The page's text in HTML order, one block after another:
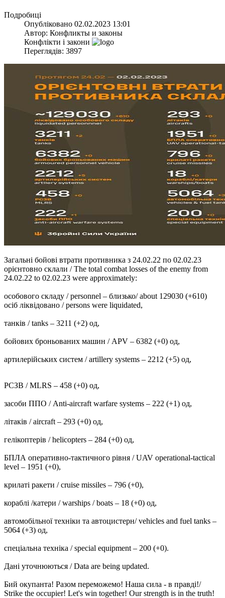
Подробиці
Опубліковано 02.02.2023 13:01
Автор: Конфликты и законы
Конфлікти і закони
Переглядів: 3897
Загальні бойові втрати противника з 24.02.22 по 02.02.23
орієнтовно склали / The total combat losses of the enemy from
24.02.22 to 02.02.23 were approximately:
особового складу / personnel ‒ близько/ about 129030 (+610)
осіб ліквідовано / persons were liquidated,
танків / tanks ‒ 3211 (+2) од,
бойових броньованих машин / APV ‒ 6382 (+0) од,
артилерійських систем / artillery systems – 2212 (+5) од,
РСЗВ / MLRS – 458 (+0) од,
засоби ППО / Anti-aircraft warfare systems ‒ 222 (+1) од,
літаків / aircraft – 293 (+0) од,
гелікоптерів / helicopters – 284 (+0) од,
БПЛА оперативно-тактичного рівня / UAV operational-tactical
level – 1951 (+0),
крилаті ракети / cruise missiles ‒ 796 (+0),
кораблі /катери / warships / boats ‒ 18 (+0) од,
автомобільної техніки та автоцистерн/ vehicles and fuel tanks –
5064 (+3) од,
спеціальна техніка / special equipment ‒ 200 (+0).
Дані уточнюються / Data are being updated.
Бий окупанта! Разом переможемо! Наша сила - в правді!/
Strike the occupier! Let's win together! Our strength is in the truth!